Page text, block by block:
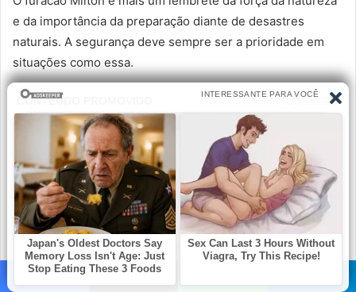
e da importância da preparação diante de desastres
naturais. A segurança deve sempre ser a prioridade em
situações como essa.